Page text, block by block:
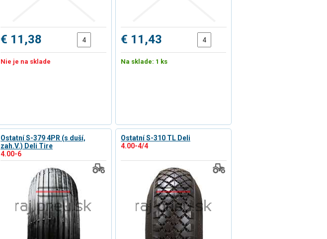
€ 11,38
Nie je na sklade
€ 11,43
Na sklade: 1 ks
Ostatní S-379 4PR (s duší,
zah.V.) Deli Tire
4.00-6
Ostatní S-310 TL Deli
4.00-4/4